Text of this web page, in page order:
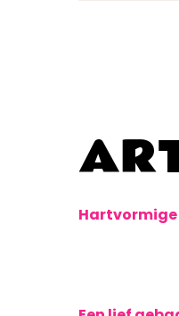
Hartvormige